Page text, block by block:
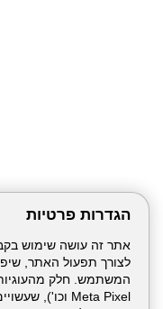
הגדרות פרטיות
לצורך תפעול האתר,